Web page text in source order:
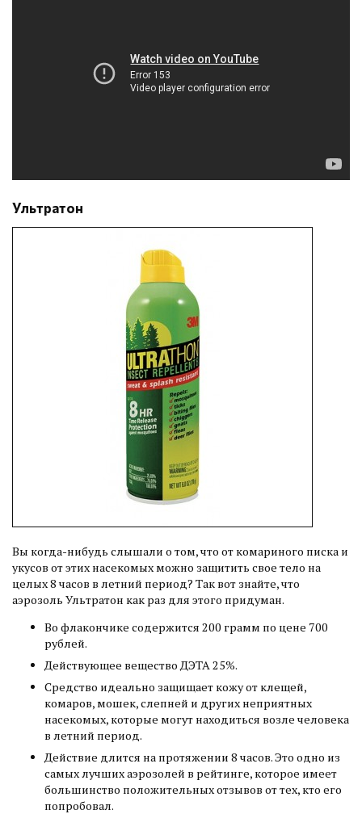
Ультратон
Вы когда-нибудь слышали о том, что от комариного писка и
укусов от этих насекомых можно защитить свое тело на
целых 8 часов в летний период? Так вот знайте, что
аэрозоль Ультратон как раз для этого придуман.
Во флакончике содержится 200 грамм по цене 700
рублей.
Действующее вещество ДЭТА 25%.
Средство идеально защищает кожу от клещей,
комаров, мошек, слепней и других неприятных
насекомых, которые могут находиться возле человека
в летний период.
Действие длится на протяжении 8 часов. Это одно из
самых лучших аэрозолей в рейтинге, которое имеет
большинство положительных отзывов от тех, кто его
попробовал.